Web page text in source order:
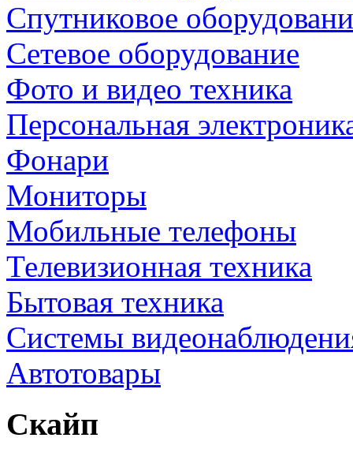
Спутниковое
Сетевое оборудование
Фото и видео техника
Персональная
Фонари
Мониторы
Мобильные телефоны
Телевизионная техника
Бытовая техника
Cистемы
Автотовары
Скайп